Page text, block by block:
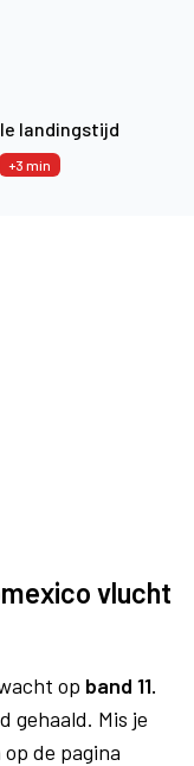
landingstijd
+3 min
vlucht
op band 11.
gehaald. Mis je
de pagina